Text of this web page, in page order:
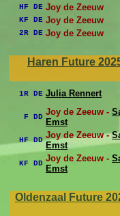
HF DE Joy de Zeeuw
KF DE Joy de Zeeuw
2R DE Joy de Zeeuw
Haren Future
1R DE Julia Rennert
F DD Joy de Zeeuw -
Emst
HF DD Joy de Zeeuw -
Emst
KF DD Joy de Zeeuw -
Emst
Oldenzaal Future